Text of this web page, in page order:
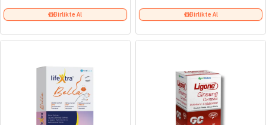
Birlikte Al Birlikte Al